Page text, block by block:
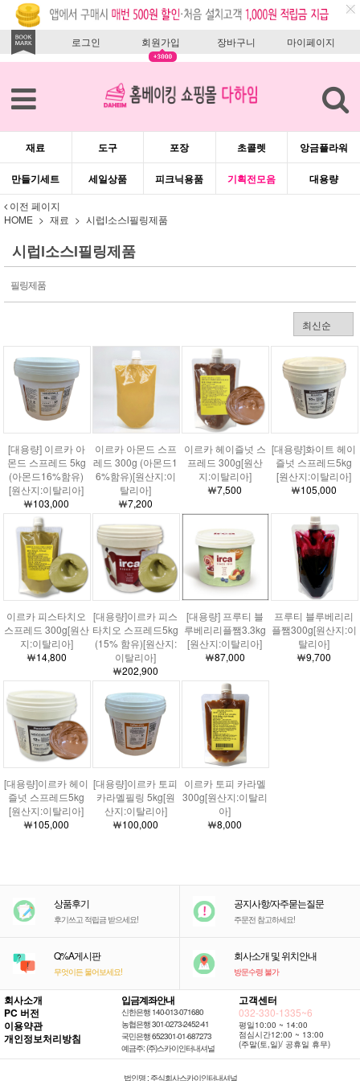
로그인 회원가입 장바구니 마이페이지
재료 도구 포장 초콜렛 앙금플라워
만들기세트 세일상품 피크닉용품 기획전모음 대용량
이전 페이지
HOME
재료 시럽l소스l필링제품
시럽l소스l필링제품
필링제품
[대용량] 이르카 아
몬드 스프레드 5kg
(아몬드16%함유)
[원산지:이탈리아]
￦103,000
이르카 아몬드 스프
레드 300g (아몬드1
6%함유)[원산지:이
탈리아]
￦7,200
이르카 헤이즐넛 스
프레드 300g[원산
지:이탈리아]
￦7,500
[대용량]화이트 헤이
즐넛 스프레드5kg
[원산지:이탈리아]
￦105,000
이르카 피스타치오
스프레드 300g[원산
지:이탈리아]
￦14,800
[대용량]이르카 피스
타치오 스프레드5kg
(15% 함유)[원산지:
이탈리아]
￦202,900
[대용량] 프루티 블
루베리리플쨈3.3kg
[원산지:이탈리아]
￦87,000
프루티 블루베리리
플쨈300g[원산지:이
탈리아]
￦9,700
[대용량]이르카 헤이
즐넛 스프레드5kg
[원산지:이탈리아]
￦105,000
[대용량]이르카 토피
카라멜필링 5kg[원
산지:이탈리아]
￦100,000
이르카 토피 카라멜
300g[원산지:이탈리
아]
￦8,000
상품후기
후기쓰고 적립금 받으세요!
공지사항/자주묻는질문
주문전 참고하세요!
Q%A게시판
무엇이든 물어보세요!
회사소개 및 위치안내
방문수령 불가
회사소개
PC 버전
이용약관
개인정보처리방침
입금계좌안내
신한은행 140-013-071680
농협은행 301-0273-2452-41
국민은행 652301-01-687273
예금주: (주)스카이인터내셔널
고객센터
032-330-1335~6
평일10:00 ~ 14:00
점심시간12:00 ~ 13:00
(주말(토,일)/ 공휴일 휴무)
법인명 : 주식회사스카이인터내셔널